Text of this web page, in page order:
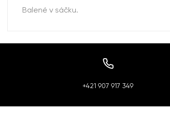
Balené v sáčku.
+421 907 917 349